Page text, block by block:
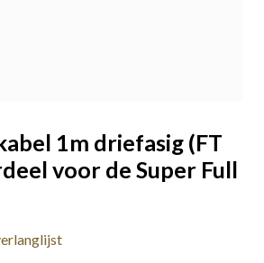
1m driefasig (FT
voor de Super Full